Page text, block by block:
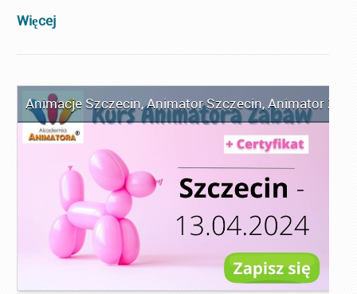
Więcej
Animacje Szczecin,Animator Szczecin,Animator